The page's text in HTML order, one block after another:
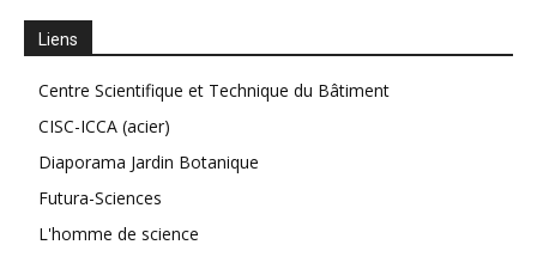
Liens
Centre Scientifique et Technique du Bâtiment
CISC-ICCA (acier)
Diaporama Jardin Botanique
Futura-Sciences
L'homme de science